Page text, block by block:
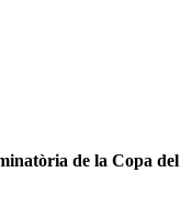
de la Copa del